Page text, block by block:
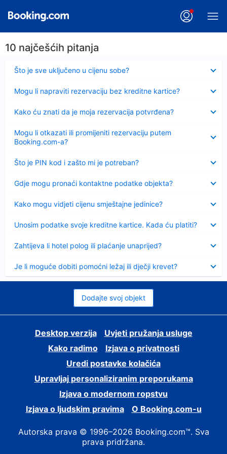
10 najčešćih pitanja
Što je sve uključeno u cijenu sobe?
Sažeto
Mogu li napraviti rezervaciju bez kreditne kartice?
Kako ću znati da je moja rezervacija potvrđena?
Mogu li otkazati ili promijeniti rezervaciju putem
Booking.com-a?
Što je PIN kod i zašto mi je potreban?
Sažeto
Gdje mogu pronaći kontaktne podatke objekta?
Kako mogu vidjeti cijenu smještajne jedinice?
Unosim podatke svoje kreditne kartice. Kada ću platiti?
Zahtijeva li hotel polog ili plaćanje unaprijed?
Je li moguće dobiti pomoćni ležaj ili dječji krevet?
Dodajte svoj objekt
Desktop verzija
Uvjeti pružanja usluge
Kako radimo
Izjava o privatnosti
Uredi postavke kolačića
Upravljaj personaliziranim preporukama
Izjava o modernom ropstvu
Izjava o ljudskim pravima
O Booking.com-u
Autorska prava © 1996–2026 Booking.com™. Sva
prava pridržana.